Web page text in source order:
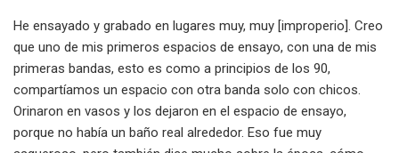
He ensayado y grabado en lugares muy, muy [improperio]. Creo
que uno de mis primeros espacios de ensayo, con una de mis
primeras bandas, esto es como a principios de los 90,
compartíamos un espacio con otra banda solo con chicos.
Orinaron en vasos y los dejaron en el espacio de ensayo,
porque no había un baño real alrededor. Eso fue muy